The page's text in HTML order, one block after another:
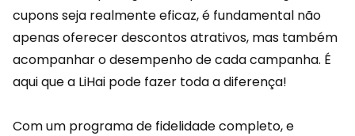
cupons seja realmente eficaz, é fundamental não
apenas oferecer descontos atrativos, mas também
acompanhar o desempenho de cada campanha. É
aqui que a LiHai pode fazer toda a diferença!
Com um programa de fidelidade completo, e